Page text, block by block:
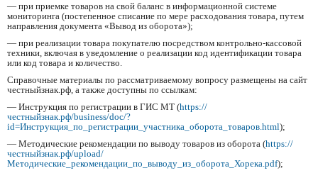
— при приемке товаров на свой баланс в информационной системе
мониторинга (постепенное списание по мере расходования товара, путем
направления документа «Вывод из оборота»);
— при реализации товара покупателю посредством контрольно-кассовой
техники, включая в уведомление о реализации код идентификации товара
или код товара и количество.
Справочные материалы по рассматриваемому вопросу размещены на сайт
честныйзнак.рф, а также доступны по ссылкам:
— Инструкция по регистрации в ГИС МТ (https://
честныйзнак.рф/business/doc/?
id=Инструкция_по_регистрации_участника_оборота_товаров.html);
— Методические рекомендации по выводу товаров из оборота (https://
честныйзнак.рф/upload/
Методические_рекомендации_по_выводу_из_оборота_Хорека.pdf);